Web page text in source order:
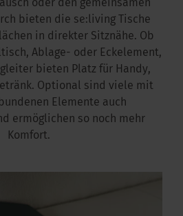
oder den gemeinsamen
bieten die se:living Tische
in direkter Sitznähe. Ob
Ablage- oder Eckelement,
bieten Platz für Handy,
Optional sind viele mit
Elemente auch
ermöglichen so noch mehr
Komfort.